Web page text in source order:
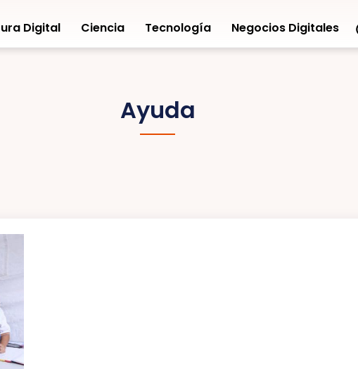
Digital Ciencia Tecnología Negocios Digitales
Ayuda